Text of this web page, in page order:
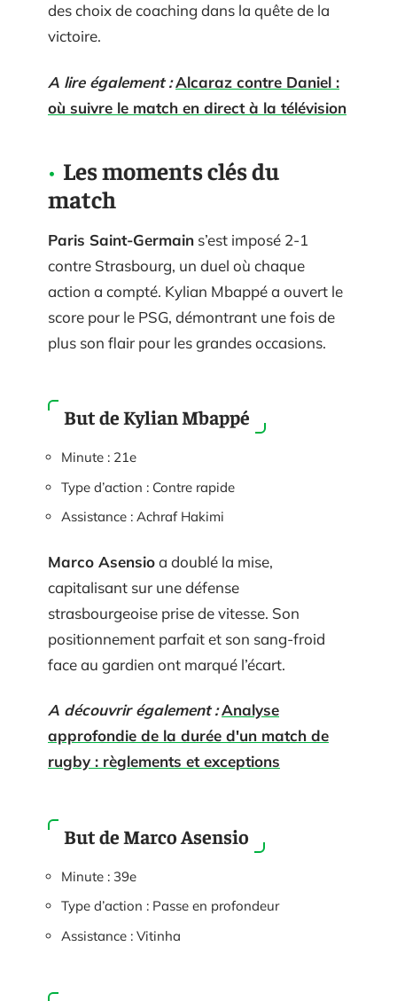
des choix de coaching dans la quête de la
victoire.
A lire également :Alcaraz contre Daniel :
où suivre le match en direct à la télévision
Les moments clés du
match
Paris Saint-Germain s’est imposé 2-1
contre Strasbourg, un duel où chaque
action a compté. Kylian Mbappé a ouvert le
score pour le PSG, démontrant une fois de
plus son flair pour les grandes occasions.
But de Kylian Mbappé
Minute : 21e
Type d’action : Contre rapide
Assistance : Achraf Hakimi
Marco Asensioa doublé la mise,
capitalisant sur une défense
strasbourgeoise prise de vitesse. Son
positionnement parfait et son sang-froid
face au gardien ont marqué l’écart.
A découvrir également :Analyse
approfondie de la durée d'un match de
rugby : règlements et exceptions
But de Marco Asensio
Minute : 39e
Type d’action : Passe en profondeur
Assistance : Vitinha